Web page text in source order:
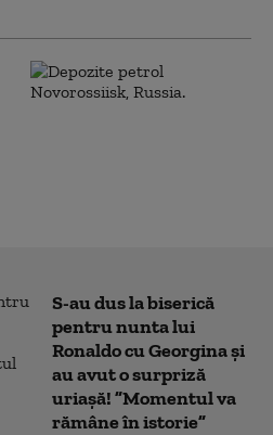
S-au dus la biserică
pentru nunta lui
Ronaldo cu Georgina și
au avut o surpriză
uriașă! ”Momentul va
rămâne în istorie”